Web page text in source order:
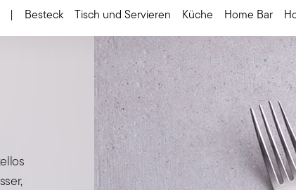
| Besteck Tisch und Servieren Küche Home Bar